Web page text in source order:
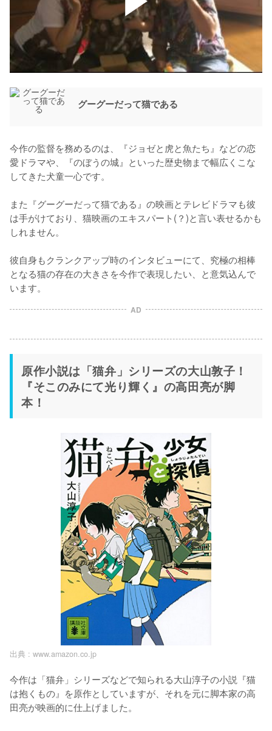
グーグーだって猫である
今作の監督を務めるのは、『ジョゼと虎と魚たち』などの恋
愛ドラマや、『のぼうの城』といった歴史物まで幅広くこな
してきた犬童一心です。
また『グーグーだって猫である』の映画とテレビドラマも彼
は手がけており、猫映画のエキスパート(？)と言い表せるかも
しれません。
彼自身もクランクアップ時のインタビューにて、究極の相棒
となる猫の存在の大きさを今作で表現したい、と意気込んで
います。
AD
原作小説は「猫弁」シリーズの大山敦子！
『そこのみにて光り輝く』の高田亮が脚
本！
出典 : www.amazon.co.jp
今作は「猫弁」シリーズなどで知られる大山淳子の小説『猫
は抱くもの』を原作としていますが、それを元に脚本家の高
田亮が映画的に仕上げました。